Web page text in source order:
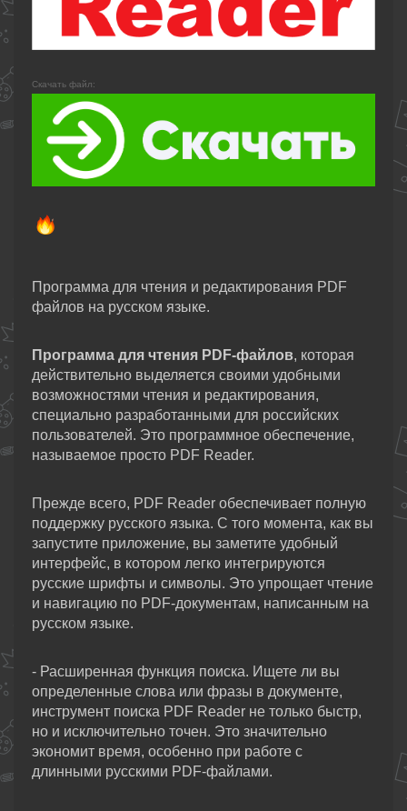
Скачать файл:
Программа для чтения и редактирования PDF
файлов на русском языке.
Программа для чтения PDF-файлов, которая
действительно выделяется своими удобными
возможностями чтения и редактирования,
специально разработанными для российских
пользователей. Это программное обеспечение,
называемое просто PDF Reader.
Прежде всего, PDF Reader обеспечивает полную
поддержку русского языка. С того момента, как вы
запустите приложение, вы заметите удобный
интерфейс, в котором легко интегрируются
русские шрифты и символы. Это упрощает чтение
и навигацию по PDF-документам, написанным на
русском языке.
- Расширенная функция поиска. Ищете ли вы
определенные слова или фразы в документе,
инструмент поиска PDF Reader не только быстр,
но и исключительно точен. Это значительно
экономит время, особенно при работе с
длинными русскими PDF-файлами.